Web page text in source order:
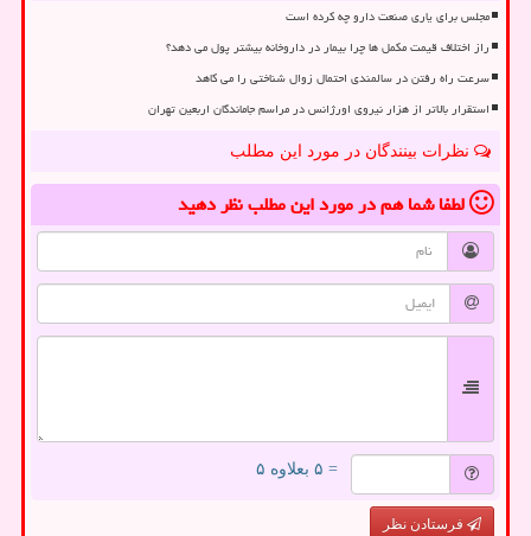
مجلس برای یاری صنعت دارو چه کرده است
راز اختلاف قیمت مکمل ها چرا بیمار در داروخانه بیشتر پول می دهد؟
سرعت راه رفتن در سالمندی احتمال زوال شناختی را می کاهد
استقرار بالاتر از هزار نیروی اورژانس در مراسم جاماندگان اربعین تهران
نظرات بینندگان در مورد این مطلب
لطفا شما همدر مورد این مطلبنظر دهید
= ۵ بعلاوه ۵
فرستادن نظر